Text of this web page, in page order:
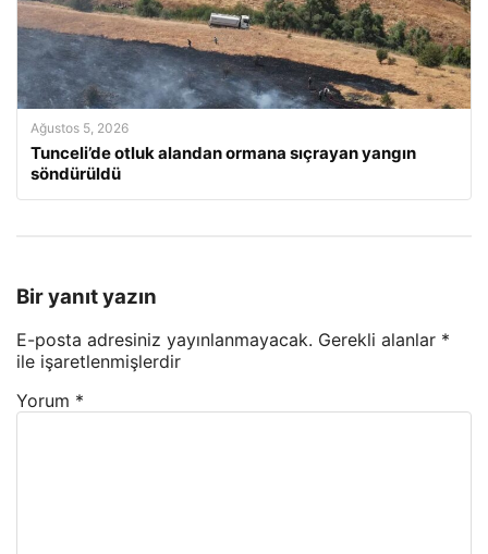
Ağustos 5, 2026
Tunceli’de otluk alandan ormana sıçrayan yangın
söndürüldü
Bir yanıt yazın
E-posta adresiniz yayınlanmayacak. Gerekli alanlar *
ile işaretlenmişlerdir
Yorum *